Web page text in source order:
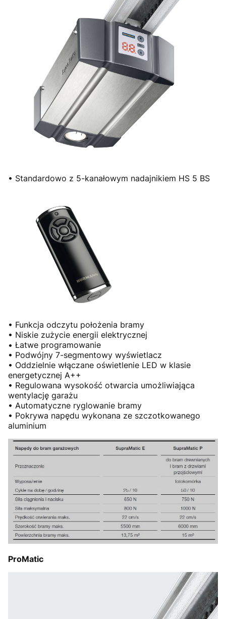
• Standardowo z 5-kanałowym nadajnikiem HS 5 BS
• Funkcja odczytu położenia bramy
• Niskie zużycie energii elektrycznej
• Łatwe programowanie
• Podwójny 7-segmentowy wyświetlacz
• Oddzielnie włączane oświetlenie LED w klasie
energetycznej A++
• Regulowana wysokość otwarcia umożliwiająca
wentylację garażu
• Automatyczne ryglowanie bramy
• Pokrywa napędu wykonana ze szczotkowanego
aluminium
ProMatic